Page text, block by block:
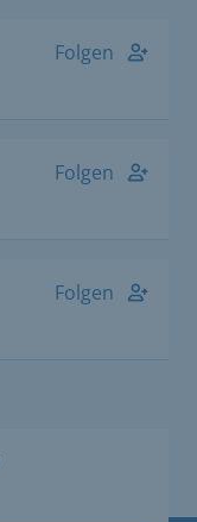
Folgen
Folgen
Folgen